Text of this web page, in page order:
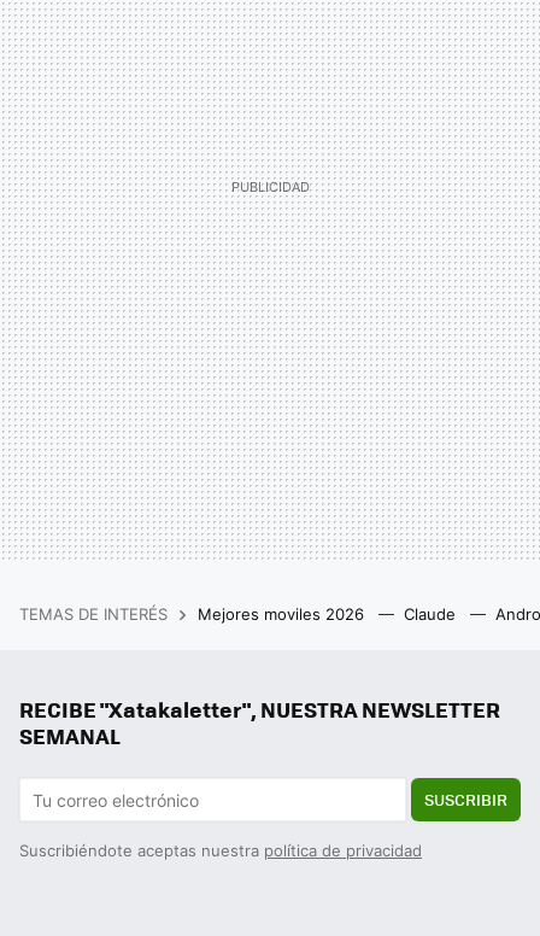
TEMAS DE INTERÉS Mejores moviles 2026 Claude
RECIBE "Xatakaletter", NUESTRA NEWSLETTER
SEMANAL
SUSCRIBIR
Suscribiéndote aceptas nuestra política de privacidad